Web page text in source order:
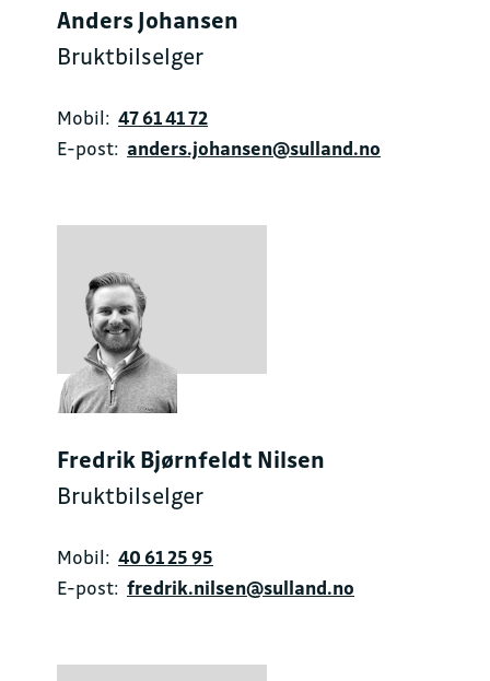
Anders Johansen
Bruktbilselger
Mobil: 47 61 41 72
E-post: anders.johansen@sulland.no
Fredrik Bjørnfeldt Nilsen
Bruktbilselger
Mobil: 40 61 25 95
E-post: fredrik.nilsen@sulland.no